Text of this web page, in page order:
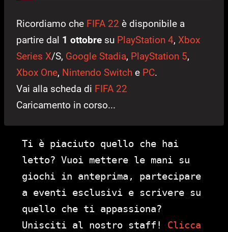
Ricordiamo che FIFA 22 è disponibile a
partire dal 1 ottobre su PlayStation 4, Xbox
Series X/S, Google Stadia, PlayStation 5,
Xbox One, Nintendo Switch e PC.
Vai alla scheda di FIFA 22
Caricamento in corso...
Ti è piaciuto quello che hai
letto? Vuoi mettere le mani su
giochi in anteprima, partecipare
a eventi esclusivi e scrivere su
quello che ti appassiona?
Unisciti al nostro staff! Clicca